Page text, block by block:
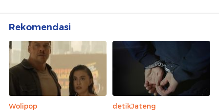
Rekomendasi
Wolipop
detikJateng